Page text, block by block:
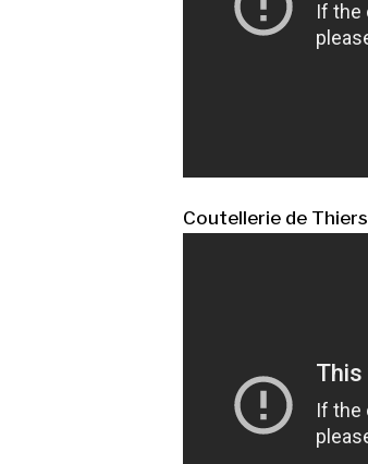
Coutellerie de Thiers